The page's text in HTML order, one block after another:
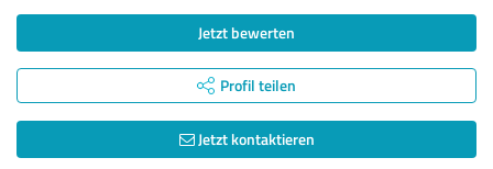
Jetzt bewerten
Profil teilen
Jetzt kontaktieren